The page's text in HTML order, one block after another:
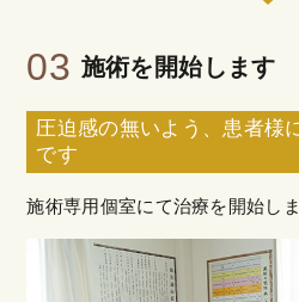
03 施術を開始します
圧迫感の無いよう、患者様
です
施術専用個室にて治療を開始し